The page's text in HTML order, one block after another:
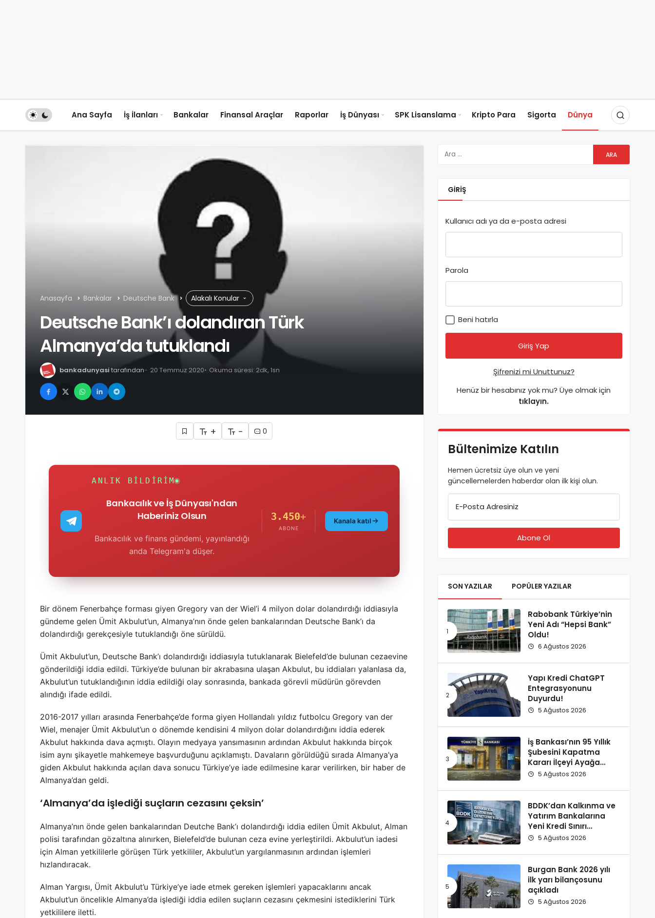
Ana Sayfa İş İlanları Bankalar Finansal Araçlar Raporlar İş Dünyası SPK Lisanslama Kripto Para Sigorta Dünya
Anasayfa Bankalar Deutsche Bank Alakalı Konular
Deutsche Bank’ı dolandıran Türk
Almanya’da tutuklandı
bankadunyasi tarafından 20 Temmuz 2020 Okuma süresi: 2dk, 1sn
+ - 0
ANLIK BILDIRIM
Bankacılık ve İş Dünyası'ndan
Haberiniz Olsun
Bankacılık ve finans gündemi, yayınlandığı
anda Telegram'a düşer.
3.450+
ABONE
Kanala katıl
Bir dönem Fenerbahçe forması giyen Gregory van der Wiel’i 4 milyon dolar dolandırdığı iddiasıyla
gündeme gelen Ümit Akbulut’un, Almanya’nın önde gelen bankalarından Deutsche Bank’ı da
dolandırdığı gerekçesiyle tutuklandığı öne sürüldü.
Ümit Akbulut’un, Deutsche Bank’ı dolandırdığı iddiasıyla tutuklanarak Bielefeld’de bulunan cezaevine
gönderildiği iddia edildi. Türkiye’de bulunan bir akrabasına ulaşan Akbulut, bu iddiaları yalanlasa da,
Akbulut’un tutuklandığının iddia edildiği olay sonrasında, bankada görevli müdürün görevden
alındığı ifade edildi.
2016-2017 yılları arasında Fenerbahçe’de forma giyen Hollandalı yıldız futbolcu Gregory van der
Wiel, menajer Ümit Akbulut’un o dönemde kendisini 4 milyon dolar dolandırdığını iddia ederek
Akbulut hakkında dava açmıştı. Olayın medyaya yansımasının ardından Akbulut hakkında birçok
isim aynı şikayetle mahkemeye başvurduğunu açıklamıştı. Davaların görüldüğü sırada Almanya’ya
giden Akbulut hakkında açılan dava sonucu Türkiye’ye iade edilmesine karar verilirken, bir haber de
Almanya’dan geldi.
‘Almanya’da işlediği suçların cezasını çeksin’
Almanya’nın önde gelen bankalarından Deutche Bank’ı dolandırdığı iddia edilen Ümit Akbulut, Alman
polisi tarafından gözaltına alınırken, Bielefeld’de bulunan ceza evine yerleştirildi. Akbulut’un iadesi
için Alman yetkililerle görüşen Türk yetkililer, Akbulut’un yargılanmasının ardından işlemleri
hızlandıracak.
Alman Yargısı, Ümit Akbulut’u Türkiye’ye iade etmek gereken işlemleri yapacaklarını ancak
Akbulut’un öncelikle Almanya’da işlediği iddia edilen suçların cezasını çekmesini istediklerini Türk
yetkililere iletti.
GIRIŞ
Kullanıcı adı ya da e-posta adresi
Parola
Beni hatırla
Şifrenizi mi Unuttunuz?
Henüz bir hesabınız yok mu? Üye olmak için
tıklayın.
Bültenimize Katılın
Hemen ücretsiz üye olun ve yeni
güncellemelerden haberdar olan ilk kişi olun.
E-Posta Adresiniz
SON YAZILAR POPÜLER YAZILAR
Rabobank Türkiye’nin
Yeni Adı “Hepsi Bank”
Oldu!
6 Ağustos 2026
Yapı Kredi ChatGPT
Entegrasyonunu
Duyurdu!
5 Ağustos 2026
İş Bankası’nın 95 Yıllık
Şubesini Kapatma
Kararı İlçeyi Ayağa
Kaldırdı!
5 Ağustos 2026
BDDK’dan Kalkınma ve
Yatırım Bankalarına
Yeni Kredi Sınırı
Düzenlemesi!
5 Ağustos 2026
Burgan Bank 2026 yılı
ilk yarı bilançosunu
açıkladı
5 Ağustos 2026